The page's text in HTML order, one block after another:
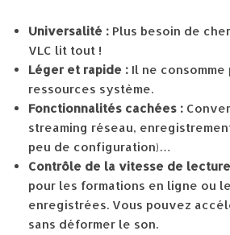
Universalité : Plus besoin de
VLC lit tout !
Léger et rapide : Il ne
ressources système.
Fonctionnalités cachées :
streaming réseau,
peu de configuration)…
Contrôle de la vitesse de
pour les formations en ligne ou
enregistrées. Vous pouvez
sans déformer le son.